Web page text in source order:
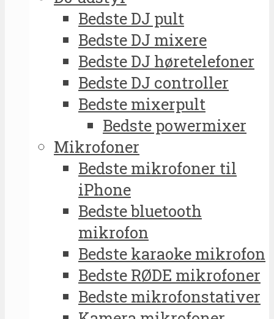
Bedste DJ pult
Bedste DJ mixere
Bedste DJ høretelefoner
Bedste DJ controller
Bedste mixerpult
Bedste powermixer
Mikrofoner
Bedste mikrofoner til
iPhone
Bedste bluetooth
mikrofon
Bedste karaoke mikrofon
Bedste RØDE mikrofoner
Bedste mikrofonstativer